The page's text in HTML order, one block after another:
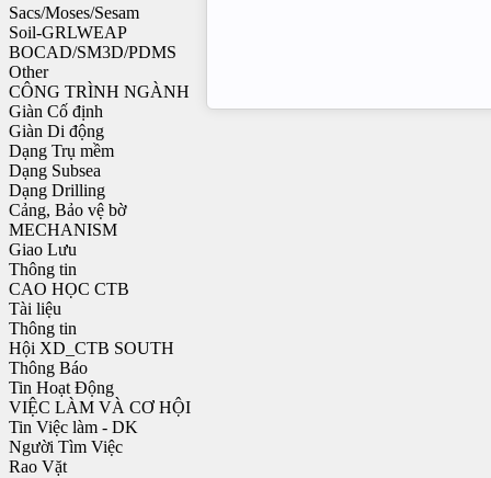
Sacs/Moses/Sesam
Soil-GRLWEAP
BOCAD/SM3D/PDMS
Other
CÔNG TRÌNH NGÀNH
Giàn Cố định
Giàn Di động
Dạng Trụ mềm
Dạng Subsea
Dạng Drilling
Cảng, Bảo vệ bờ
MECHANISM
Giao Lưu
Thông tin
CAO HỌC CTB
Tài liệu
Thông tin
Hội XD_CTB SOUTH
Thông Báo
Tin Hoạt Động
VIỆC LÀM VÀ CƠ HỘI
Tin Việc làm - DK
Người Tìm Việc
Rao Vặt